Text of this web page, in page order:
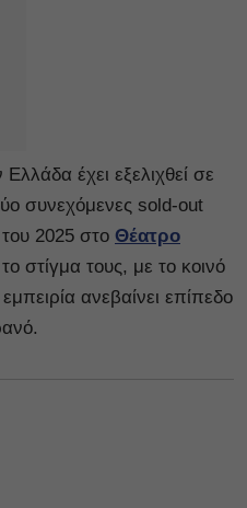
έχει εξελιχθεί σε
συνεχόμενες sold-out
2025 στο Θέατρο
στίγμα τους, με το κοινό
ανεβαίνει επίπεδο